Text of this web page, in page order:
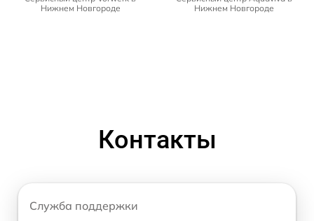
Нижнем Новгороде
Нижнем Новгороде
Контакты
Служба поддержки